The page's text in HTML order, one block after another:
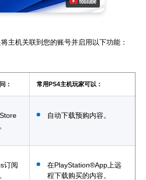
主机关联到您的账号并启用以下功能：
： 常用PS4主机玩家可以：
自动下载预购内容。
订阅
在PlayStation®App上远
程下载购买的内容。